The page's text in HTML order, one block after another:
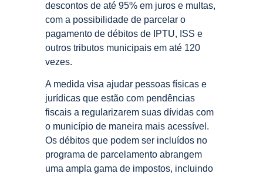
descontos de até 95% em juros e multas,
com a possibilidade de parcelar o
pagamento de débitos de IPTU, ISS e
outros tributos municipais em até 120
vezes.
A medida visa ajudar pessoas físicas e
jurídicas que estão com pendências
fiscais a regularizarem suas dívidas com
o município de maneira mais acessível.
Os débitos que podem ser incluídos no
programa de parcelamento abrangem
uma ampla gama de impostos, incluindo